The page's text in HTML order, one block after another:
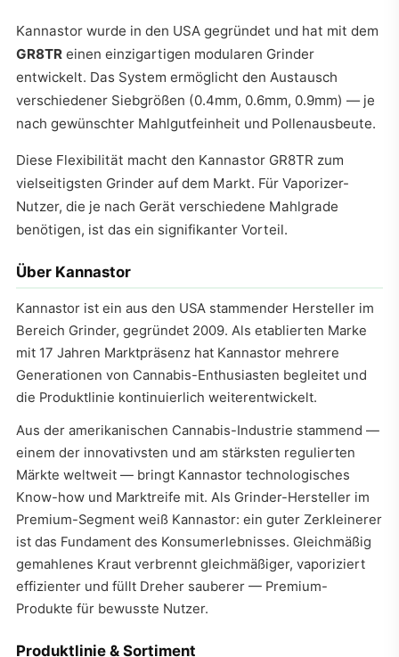
Kannastor wurde in den USA gegründet und hat mit dem
GR8TR einen einzigartigen modularen Grinder
entwickelt. Das System ermöglicht den Austausch
verschiedener Siebgrößen (0.4mm, 0.6mm, 0.9mm) — je
nach gewünschter Mahlgutfeinheit und Pollenausbeute.
Diese Flexibilität macht den Kannastor GR8TR zum
vielseitigsten Grinder auf dem Markt. Für Vaporizer-
Nutzer, die je nach Gerät verschiedene Mahlgrade
benötigen, ist das ein signifikanter Vorteil.
Über Kannastor
Kannastor ist ein aus den USA stammender Hersteller im
Bereich Grinder, gegründet 2009. Als etablierten Marke
mit 17 Jahren Marktpräsenz hat Kannastor mehrere
Generationen von Cannabis-Enthusiasten begleitet und
die Produktlinie kontinuierlich weiterentwickelt.
Aus der amerikanischen Cannabis-Industrie stammend —
einem der innovativsten und am stärksten regulierten
Märkte weltweit — bringt Kannastor technologisches
Know-how und Marktreife mit. Als Grinder-Hersteller im
Premium-Segment weiß Kannastor: ein guter Zerkleinerer
ist das Fundament des Konsumerlebnisses. Gleichmäßig
gemahlenes Kraut verbrennt gleichmäßiger, vaporiziert
effizienter und füllt Dreher sauberer — Premium-
Produkte für bewusste Nutzer.
Produktlinie & Sortiment